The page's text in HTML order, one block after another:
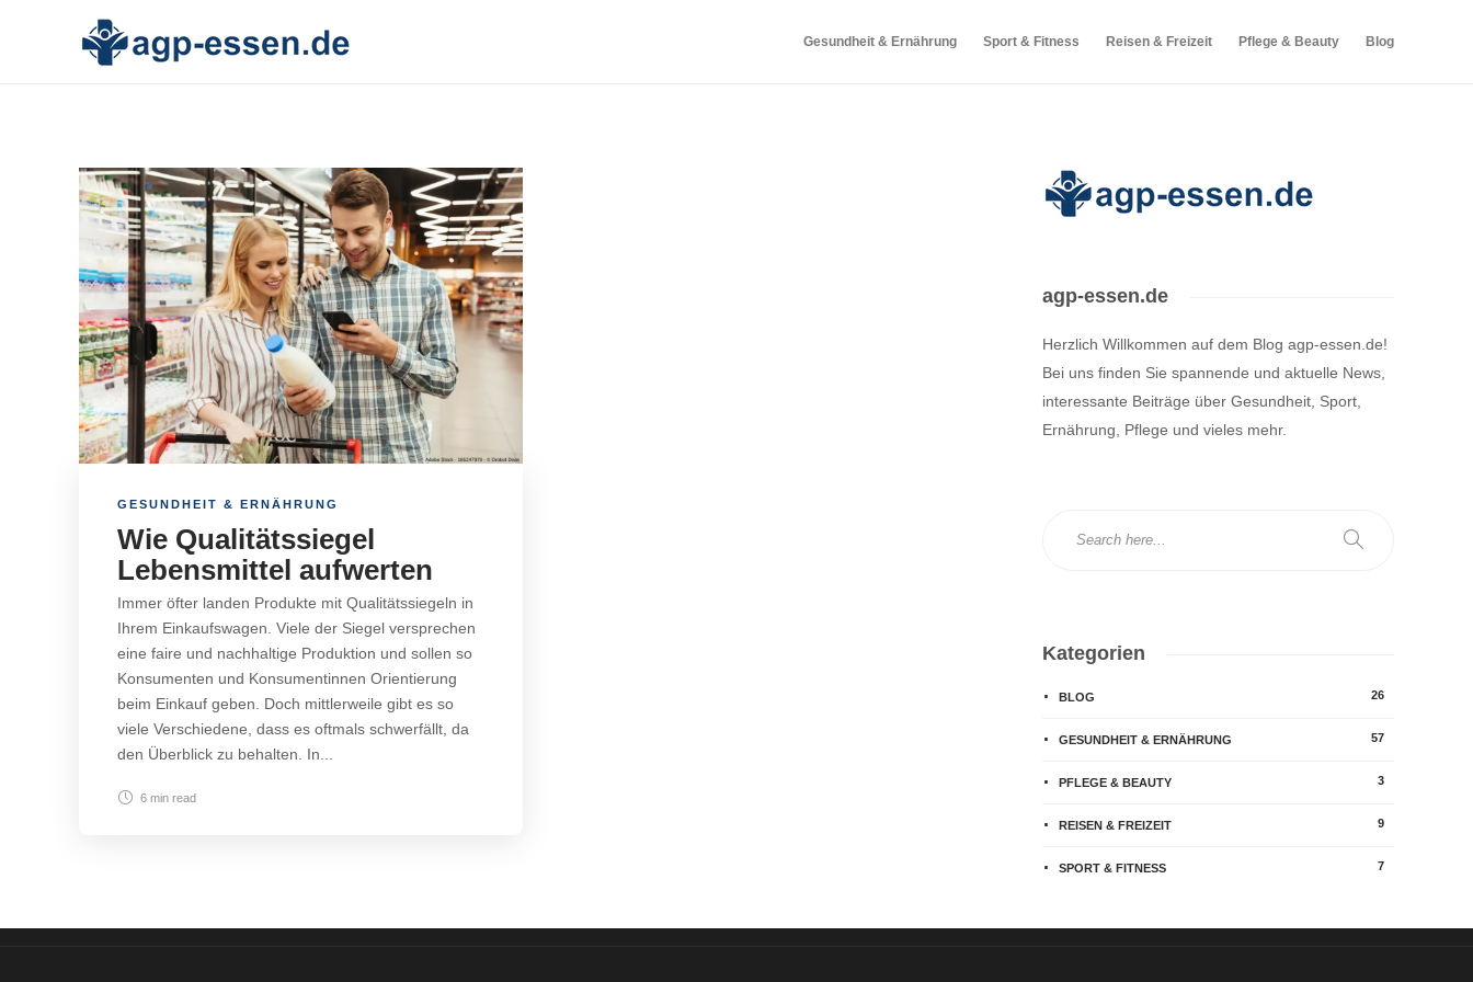
Gesundheit & Ernährung Sport & Fitness Reisen & Freizeit Pflege & Beauty Blog
GESUNDHEIT & ERNÄHRUNG
Wie Qualitätssiegel
Lebensmittel aufwerten
Immer öfter landen Produkte mit Qualitätssiegeln in
Ihrem Einkaufswagen. Viele der Siegel versprechen
eine faire und nachhaltige Produktion und sollen so
Konsumenten und Konsumentinnen Orientierung
beim Einkauf geben. Doch mittlerweile gibt es so
viele Verschiedene, dass es oftmals schwerfällt, da
den Überblick zu behalten. In...
6 min read
agp-essen.de
Herzlich Willkommen auf dem Blog agp-essen.de!
Bei uns finden Sie spannende und aktuelle News,
interessante Beiträge über Gesundheit, Sport,
Ernährung, Pflege und vieles mehr.
Kategorien
BLOG 26
GESUNDHEIT & ERNÄHRUNG 57
PFLEGE & BEAUTY 3
REISEN & FREIZEIT 9
SPORT & FITNESS 7